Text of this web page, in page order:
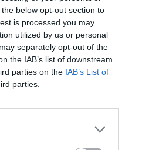
below opt-out section to
is processed you may
utilized by us or personal
separately opt-out of the
the IAB’s list of downstream
parties on the IAB’s List of
parties.